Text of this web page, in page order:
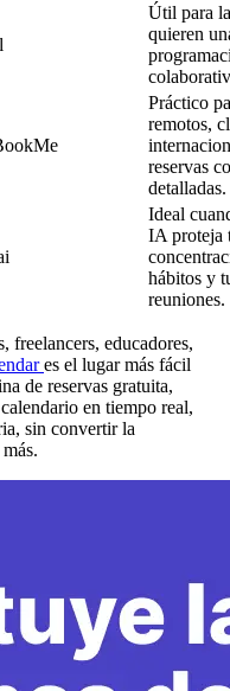
Útil para
quieren
Práctico
remotos,
reservas
detalladas.
Ideal
IA proteja
hábitos y
reuniones.
freelancers, educadores,
es el lugar más fácil
de reservas gratuita,
en tiempo real,
sin convertir la